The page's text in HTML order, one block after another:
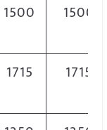
1500 1500
1715 1715